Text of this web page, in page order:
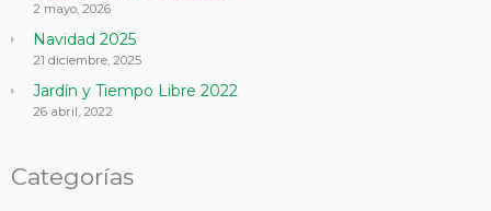
2 mayo, 2026
Navidad 2025
21 diciembre, 2025
Jardín y Tiempo Libre 2022
26 abril, 2022
Categorías